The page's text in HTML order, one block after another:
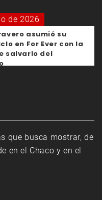
de 2026
asumió su
en For Ever con la
salvarlo del
que busca mostrar, de
en el Chaco y en el